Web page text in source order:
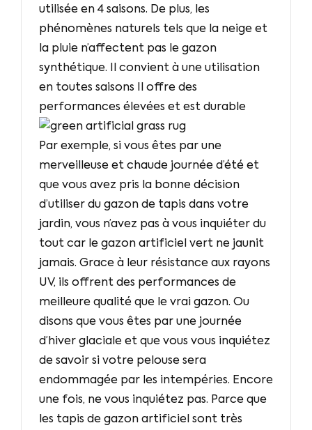
utilisée en 4 saisons. De plus, les
phénomènes naturels tels que la neige et
la pluie n’affectent pas le gazon
synthétique. Il convient à une utilisation
en toutes saisons Il offre des
performances élevées et est durable
Par exemple, si vous êtes par une
merveilleuse et chaude journée d’été et
que vous avez pris la bonne décision
d’utiliser du gazon de tapis dans votre
jardin, vous n’avez pas à vous inquiéter du
tout car le gazon artificiel vert ne jaunit
jamais. Grace à leur résistance aux rayons
UV, ils offrent des performances de
meilleure qualité que le vrai gazon. Ou
disons que vous êtes par une journée
d’hiver glaciale et que vous vous inquiétez
de savoir si votre pelouse sera
endommagée par les intempéries. Encore
une fois, ne vous inquiétez pas. Parce que
les tapis de gazon artificiel sont très